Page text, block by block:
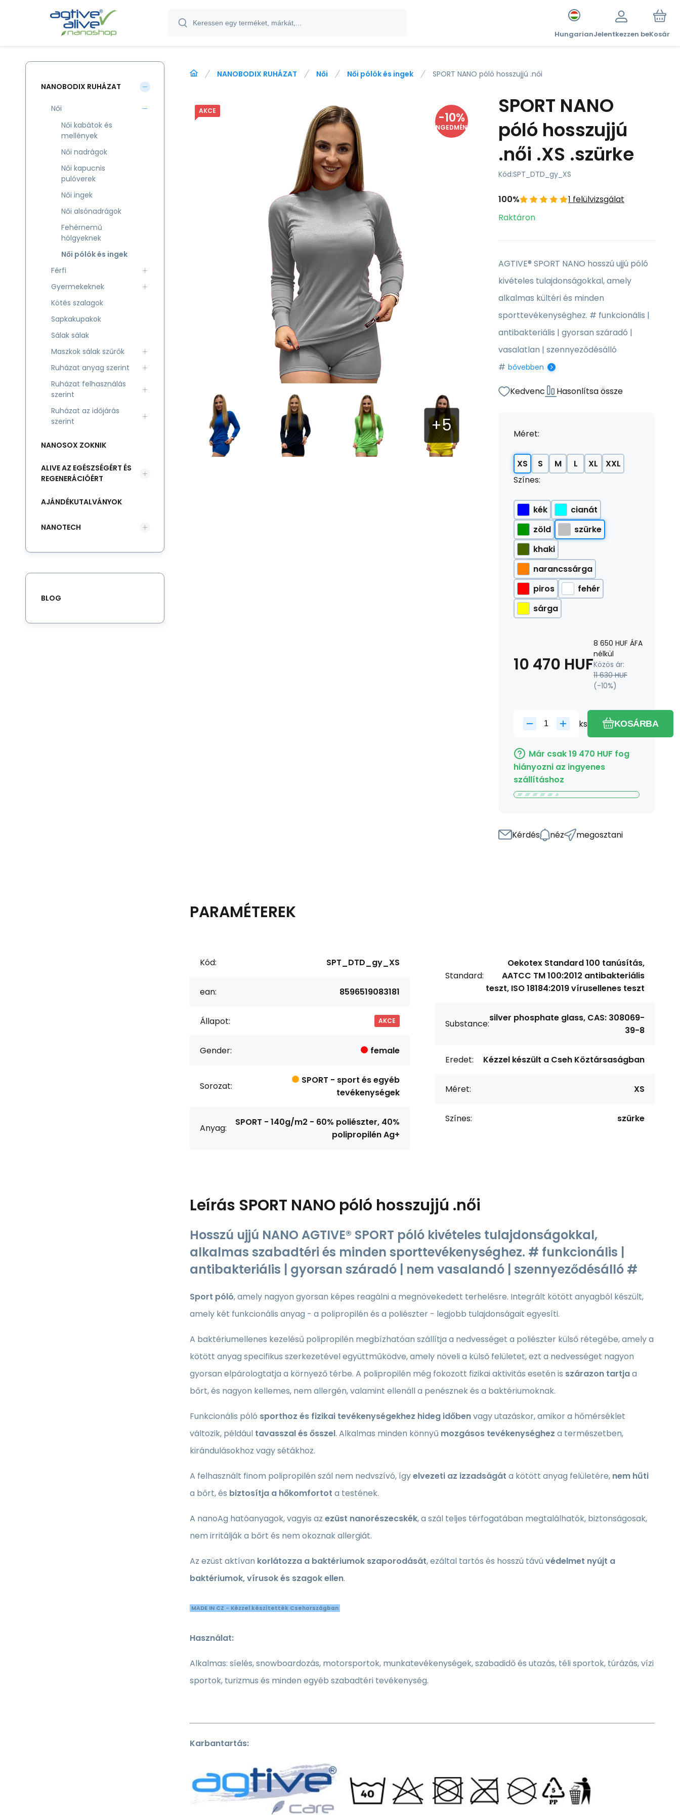
HungarianJelentkezzen beKosár
NANOBODIX RUHÁZAT Női Női pólók és ingek SPORT NANO póló hosszujjú .női
AKCE -10%
ENGEDMÉNY
SPORT NANO
póló hosszujjú
.női .XS .szürke
Kód:SPT_DTD_gy_XS
100%
1 felülvizsgálat
Raktáron
AGTIVE® SPORT NANO hosszú ujjú póló
kivételes tulajdonságokkal, amely
alkalmas kültéri és minden
sporttevékenységhez. # funkcionális |
antibakteriális | gyorsan száradó |
vasalatlan | szennyeződésálló
# bővebben
Kedvenc Hasonlítsa össze
Méret:
XS S M L XL
XXL
Színes:
kék
cianát
zöld
szürke
khaki
narancssárga
piros
fehér
sárga
10 470 HUF
8 650 HUF ÁFA
nélkül
Közös ár:
11 630 HUF
(-10%)
ks KOSÁRBA
Már csak19 470 HUF fog
hiányozni az ingyenes
szállításhoz
Kérdés néz megosztani
PARAMÉTEREK
Kód: SPT_DTD_gy_XS
ean: 8596519083181
Állapot: AKCE
Gender: female
Sorozat:
SPORT - sport és egyéb
tevékenységek
Anyag:
SPORT - 140g/m2 - 60% poliészter, 40%
polipropilén Ag+
Standard:
Oekotex Standard 100 tanúsítás,
AATCC TM 100:2012 antibakteriális
teszt, ISO 18184:2019 vírusellenes teszt
Substance:
silver phosphate glass, CAS: 308069-
39-8
Eredet: Kézzel készült a Cseh Köztársaságban
Méret: XS
Színes: szürke
Leírás SPORT NANO póló hosszujjú .női
Hosszú ujjú NANO AGTIVE® SPORT póló kivételes tulajdonságokkal,
alkalmas szabadtéri és minden sporttevékenységhez. # funkcionális |
antibakteriális | gyorsan száradó | nem vasalandó | szennyeződésálló #
Sport póló, amely nagyon gyorsan képes reagálni a megnövekedett terhelésre. Integrált kötött anyagból készült,
amely két funkcionális anyag - a polipropilén és a poliészter - legjobb tulajdonságait egyesíti.
A baktériumellenes kezelésű polipropilén megbízhatóan szállítja a nedvességet a poliészter külső rétegébe, amely a
kötött anyag specifikus szerkezetével együttműködve, amely növeli a külső felületet, ezt a nedvességet nagyon
gyorsan elpárologtatja a környező térbe. A polipropilén még fokozott fizikai aktivitás esetén is szárazon tartjaa
bőrt, és nagyon kellemes, nem allergén, valamint ellenáll a penésznek és a baktériumoknak.
Funkcionális póló sporthoz és fizikai tevékenységekhez hideg időbenvagy utazáskor, amikor a hőmérséklet
változik, például tavasszal és ősszel. Alkalmas minden könnyű mozgásos tevékenységhez a természetben,
kirándulásokhoz vagy sétákhoz.
A felhasznált finom polipropilén szál nem nedvszívó, ígyelvezeti az izzadságát a kötött anyag felületére, nem hűti
a bőrt, és biztosítja a hőkomfortot a testének.
A nanoAg hatóanyagok, vagyis az ezüst nanorészecskék, a szál teljes térfogatában megtalálhatók, biztonságosak,
nem irritálják a bőrt és nem okoznak allergiát.
Az ezüst aktívan korlátozza a baktériumok szaporodását, ezáltal tartós és hosszú távú védelmet nyújt a
baktériumok, vírusok és szagok ellen.
MADE IN CZ - Kézzel készítették Csehországban
Használat:
Alkalmas: síelés, snowboardozás, motorsportok, munkatevékenységek, szabadidő és utazás, téli sportok, túrázás, vízi
sportok, turizmus és minden egyéb szabadtéri tevékenység.
Karbantartás:
NANOBODIX RUHÁZAT
Női
Női kabátok és
mellények
Női nadrágok
Női kapucnis
pulóverek
Női ingek
Női alsónadrágok
Fehérnemű
hölgyeknek
Női pólók és ingek
Férfi
Gyermekeknek
Kötés szalagok
Sapkakupakok
Sálak sálak
Maszkok sálak szűrők
Ruházat anyag szerint
Ruházat felhasználás
szerint
Ruházat az időjárás
szerint
NANOSOX ZOKNIK
ALIVE AZ EGÉSZSÉGÉRT ÉS
REGENERÁCIÓÉRT
AJÁNDÉKUTALVÁNYOK
NANOTECH
BLOG